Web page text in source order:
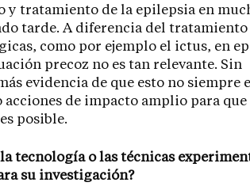
y tratamiento de la epilepsia en
tarde. A diferencia del tratamiento
como por ejemplo el ictus, en
precoz no es tan relevante. Sin
evidencia de que esto no siempre
acciones de impacto amplio para que
posible.
la tecnología o las técnicas
su investigación?